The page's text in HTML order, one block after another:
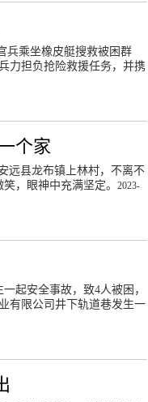
兵乘坐橡皮艇搜救被困群
力担负抢险救援任务，并携
个家
远县龙布镇上林村，不离不
，眼神中充满坚定。 2023-
起安全事故，致4人被困，
有限公司井下轨道巷发生一